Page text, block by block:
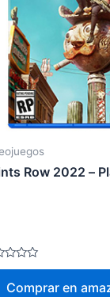
Row 2022 –
Comprar en